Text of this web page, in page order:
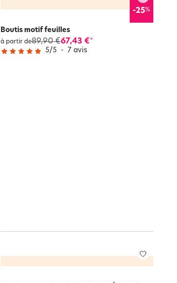
-25%
Boutis motif feuilles
à partir de89,90 €67,43 €*
5/5 - 7 avis